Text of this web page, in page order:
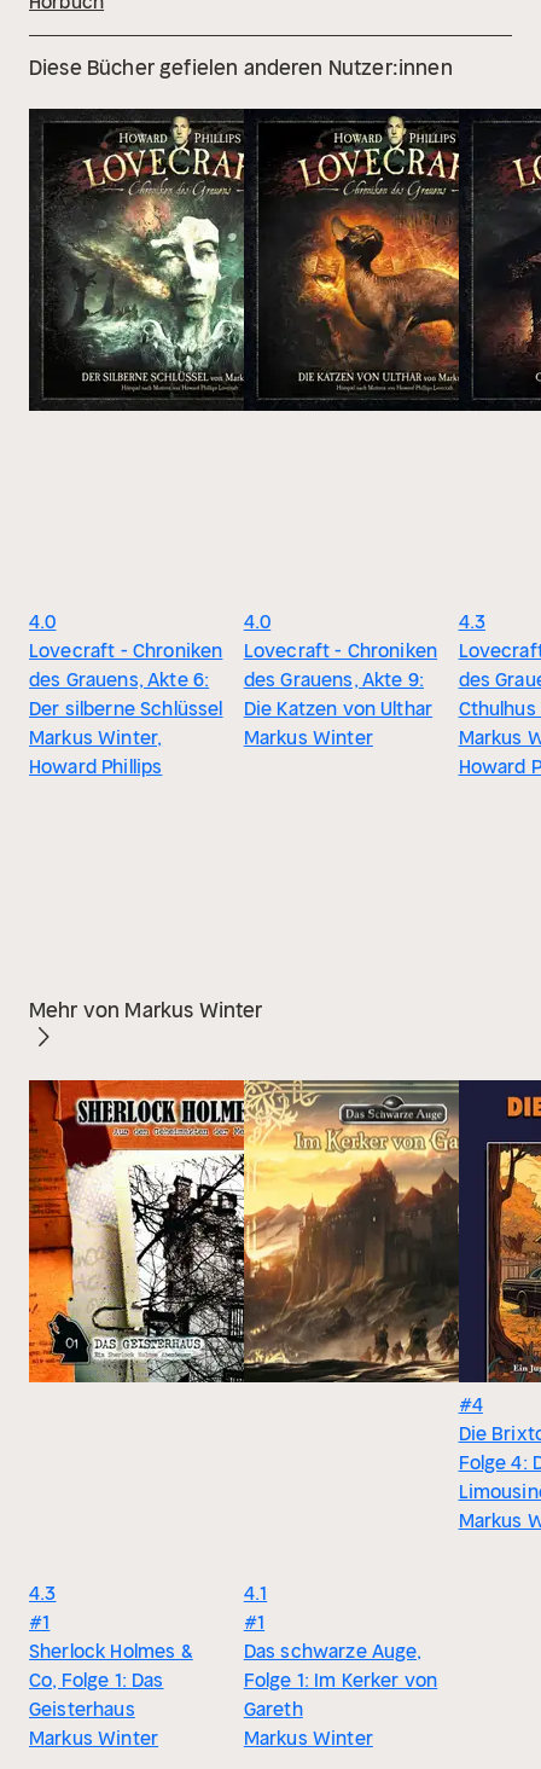
Diese Bücher gefielen anderen Nutzer:innen
4.0
Lovecraft - Chroniken
des Grauens, Akte 6:
Der silberne Schlüssel
Markus Winter,
Howard Phillips
4.0
Lovecraft - Chroniken
des Grauens, Akte 9:
Die Katzen von Ulthar
Markus Winter
4.3
des
Cthulhus
Markus
Howard
Mehr von Markus Winter
4.3
#1
Sherlock Holmes &
Co, Folge 1: Das
Geisterhaus
Markus Winter
4.1
#1
Das schwarze Auge,
Folge 1: Im Kerker von
Gareth
Markus Winter
#4
Die
Folge 4:
Markus